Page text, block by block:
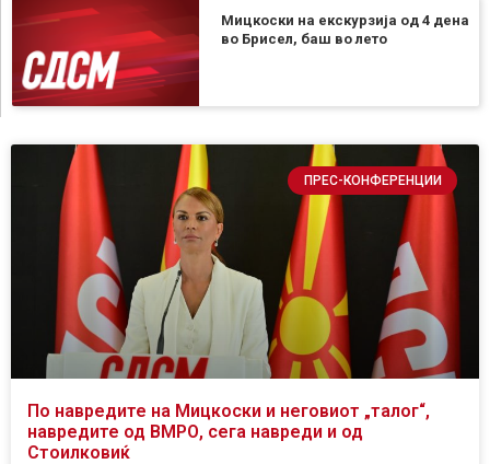
Мицкоски на екскурзија од 4 дена
во Брисел, баш во лето
ПРЕС-КОНФЕРЕНЦИИ
По навредите на Мицкоски и неговиот „талог“,
навредите од ВМРО, сега навреди и од
Стоилковиќ